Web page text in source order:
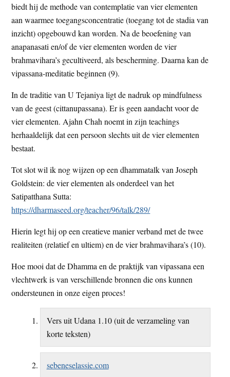
biedt hij de methode van contemplatie van vier elementen
aan waarmee toegangsconcentratie (toegang tot de stadia van
inzicht) opgebouwd kan worden. Na de beoefening van
anapanasati en/of de vier elementen worden de vier
brahmavihara’s gecultiveerd, als bescherming. Daarna kan de
vipassana-meditatie beginnen (9).
In de traditie van U Tejaniya ligt de nadruk op mindfulness
van de geest (cittanupassana). Er is geen aandacht voor de
vier elementen. Ajahn Chah noemt in zijn teachings
herhaaldelijk dat een persoon slechts uit de vier elementen
bestaat.
Tot slot wil ik nog wijzen op een dhammatalk van Joseph
Goldstein: de vier elementen als onderdeel van het
Satipatthana Sutta:
https://dharmaseed.org/teacher/96/talk/289/
Hierin legt hij op een creatieve manier verband met de twee
realiteiten (relatief en ultiem) en de vier brahmavihara’s (10).
Hoe mooi dat de Dhamma en de praktijk van vipassana een
vlechtwerk is van verschillende bronnen die ons kunnen
ondersteunen in onze eigen proces!
Vers uit Udana 1.10 (uit de verzameling van
korte teksten)
sebeneselassie.com